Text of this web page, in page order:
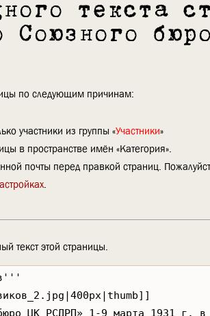
текста
Союзного
по следующим причинам:
участники из группы «Участники»
в пространстве имён «Категория».
почты перед правкой страниц.
.
текст этой страницы.